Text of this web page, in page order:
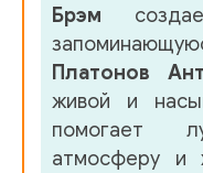
Брэм
Платонов
живой и
помогает
атмосферу и